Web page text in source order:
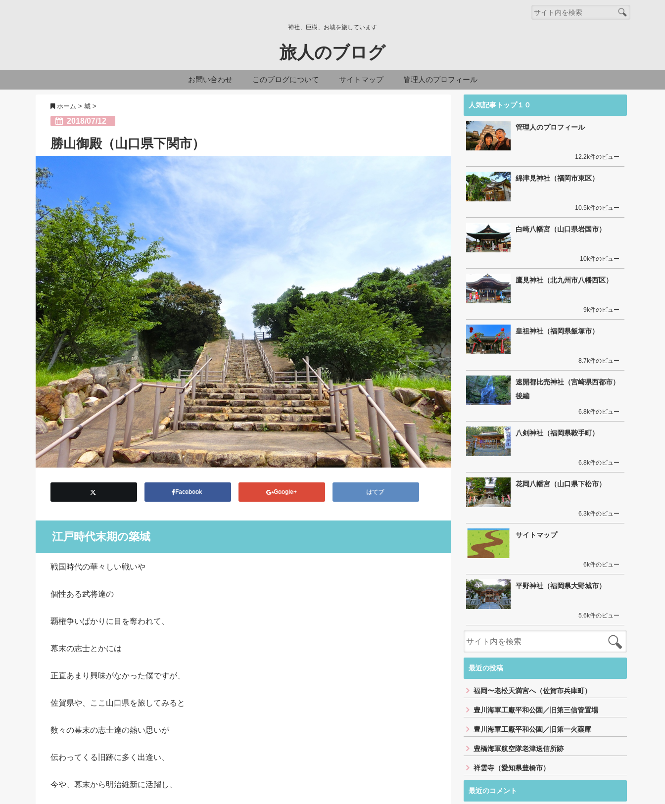
神社、巨樹、お城を旅しています
旅人のブログ
お問い合わせ このブログについて サイトマップ 管理人のプロフィール
ホーム > 城 >
2018/07/12
勝山御殿（山口県下関市）
Facebook Google+ はてブ
江戸時代末期の築城
戦国時代の華々しい戦いや
個性ある武将達の
覇権争いばかりに目を奪われて、
幕末の志士とかには
正直あまり興味がなかった僕ですが、
佐賀県や、ここ山口県を旅してみると
数々の幕末の志士達の熱い思いが
伝わってくる旧跡に多く出逢い、
今や、幕末から明治維新に活躍し、
人気記事トップ１０
管理人のプロフィール
12.2k件のビュー
綿津見神社（福岡市東区）
10.5k件のビュー
白崎八幡宮（山口県岩国市）
10k件のビュー
鷹見神社（北九州市八幡西区）
9k件のビュー
皇祖神社（福岡県飯塚市）
8.7k件のビュー
速開都比売神社（宮崎県西都市）
後編
6.8k件のビュー
八剣神社（福岡県鞍手町）
6.8k件のビュー
花岡八幡宮（山口県下松市）
6.3k件のビュー
サイトマップ
6k件のビュー
平野神社（福岡県大野城市）
5.6k件のビュー
最近の投稿
福岡〜老松天満宮へ（佐賀市兵庫町）
豊川海軍工廠平和公園／旧第三信管置場
豊川海軍工廠平和公園／旧第一火薬庫
豊橋海軍航空隊老津送信所跡
祥雲寺（愛知県豊橋市）
最近のコメント